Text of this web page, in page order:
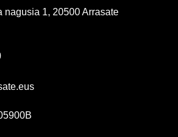
nagusia 1, 20500 Arrasate